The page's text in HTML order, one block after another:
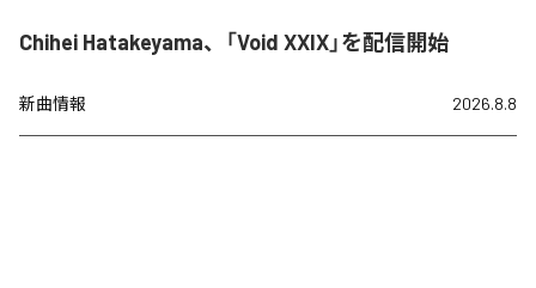
Chihei Hatakeyama、「Void XXIX」を配信開始
新曲情報 2026.8.8